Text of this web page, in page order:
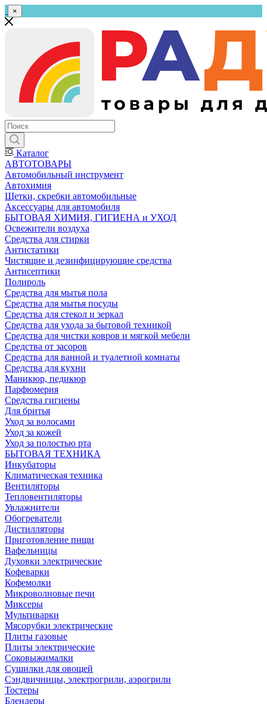
×
Каталог
АВТОТОВАРЫ
Автомобильный инструмент
Автохимия
Щетки, скребки автомобильные
Аксессуары для автомобиля
БЫТОВАЯ ХИМИЯ, ГИГИЕНА и УХОД
Освежители воздуха
Средства для стирки
Антистатики
Чистящие и дезинфицирующие средства
Антисептики
Полироль
Средства для мытья пола
Средства для мытья посуды
Средства для стекол и зеркал
Средства для ухода за бытовой техникой
Средства для чистки ковров и мягкой мебели
Средства от засоров
Средства для ванной и туалетной комнаты
Средства для кухни
Маникюр, педикюр
Парфюмерия
Средства гигиены
Для бритья
Уход за волосами
Уход за кожей
Уход за полостью рта
БЫТОВАЯ ТЕХНИКА
Инкубаторы
Климатическая техника
Вентиляторы
Тепловентиляторы
Увлажнители
Обогреватели
Дистилляторы
Приготовление пищи
Вафельницы
Духовки электрические
Кофеварки
Кофемолки
Микроволновые печи
Миксеры
Мультиварки
Мясорубки электрические
Плиты газовые
Плиты электрические
Соковыжималки
Сушилки для овощей
Сэндвичницы, электрогрили, аэрогрили
Тостеры
Блендеры